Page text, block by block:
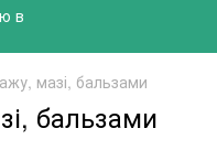
мазі, бальзами
бальзами